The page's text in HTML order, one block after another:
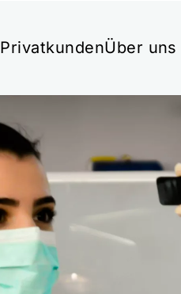
PrivatkundenÜber uns